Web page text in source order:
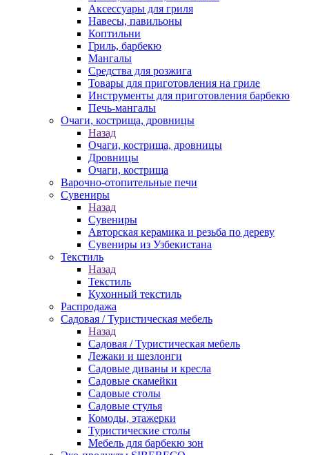
Аксессуары для гриля
Навесы, павильоны
Коптильни
Гриль, барбекю
Мангалы
Средства для розжига
Товары для приготовления на гриле
Инструменты для приготовления барбекю
Печь-мангалы
Очаги, кострища, дровницы
Назад
Очаги, кострища, дровницы
Дровницы
Очаги, кострища
Варочно-отопительные печи
Сувениры
Назад
Сувениры
Авторская керамика и резьба по дереву
Сувениры из Узбекистана
Текстиль
Назад
Текстиль
Кухонный текстиль
Распродажа
Садовая / Туристическая мебель
Назад
Садовая / Туристическая мебель
Лежаки и шезлонги
Садовые диваны и кресла
Садовые скамейки
Садовые столы
Садовые стулья
Комоды, этажерки
Туристические столы
Мебель для барбекю зон